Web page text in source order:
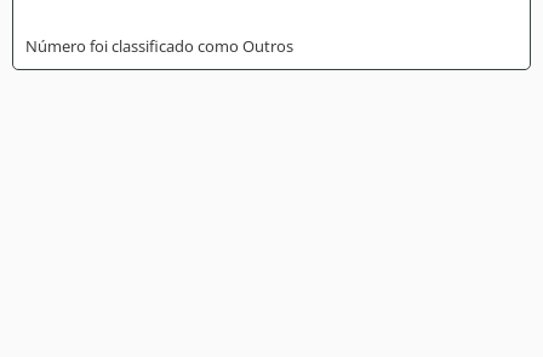
Número foi classificado como Outros